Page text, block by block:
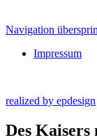
Navigation
Impressum
realized by epdesign
Des